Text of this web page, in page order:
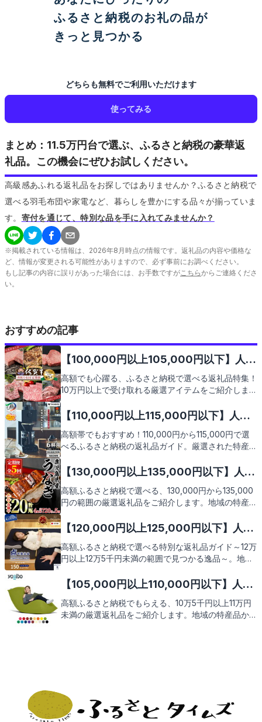
ふるさと納税のお礼の品が
きっと見つかる
どちらも無料でご利用いただけます
使ってみる
まとめ：11.5万円台で選ぶ、ふるさと納税の豪華返
礼品。この機会にぜひお試しください。
高級感あふれる返礼品をお探しではありませんか？ふるさと納税で
選べる羽毛布団や家電など、暮らしを豊かにする品々が揃っていま
す。 寄付を通じて、特別な品を手に入れてみませんか？
※掲載されている情報は、 2026年8 月時点の情報です。返礼品の内容や価格な
ど、情報が変更される可能性がありますので、必ず事前にお調べください。
もし記事の内容に誤りがあった場合には、お手数ですがこちらからご連絡くださ
い。
おすすめの記事
【100,000円以上105,000円以下】人気
のおすすめふるさと納税返礼品9選
高額でも心躍る、ふるさと納税で選べる返礼品特集！
10万円以上で受け取れる厳選アイテムをご紹介しま
で、どれも見逃せません。さあ、あなたのお気に入り
はどれになるでしょうか。次のページで早速、返礼品
の数々をご覧ください。
【110,000円以上115,000円以下】人気
のおすすめふるさと納税返礼品9選
高額帯でもおすすめ！110,000円から115,000円で選
べるふるさと納税の返礼品ガイド。厳選された特産品
豪華さと満足感をお届け。次のページで、心躍る返礼
品の数々をご覧ください。
【130,000円以上135,000円以下】人気
のおすすめふるさと納税返礼品9選
高額ふるさと納税で選べる、130,000円から135,000
円の範囲の厳選返礼品をご紹介します。地域の特産品
届け。この機会に、あなたのふるさと愛を再確認しな
がら、素敵な返礼品を見つけてみませんか。次のペー
ジで、魅力的な返礼品の数々をご覧いただけることを
お楽しみに。
【120,000円以上125,000円以下】人気
のおすすめふるさと納税返礼品9選
高額ふるさと納税で選べる特別な返礼品ガイド～12万
円以上12万5千円未満の範囲で見つかる逸品～。地域
心躍る返礼品の数々をぜひご期待ください。
【105,000円以上110,000円以下】人気
のおすすめふるさと納税返礼品9選
高額ふるさと納税でもらえる、10万5千円以上11万円
未満の厳選返礼品をご紹介します。地域の特産品から